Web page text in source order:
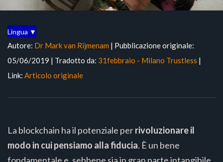
Lingua ▼
Autore: Dr Mark van Rijmenam | Pubblicazione originale:
05/06/2019 | Tradotto da: 31febbraio - Milano Trustless |
Link: Articolo originale
La blockchain ha il potenziale perrivoluzionare il
modo in cui pensiamo alla fiducia. È un bene